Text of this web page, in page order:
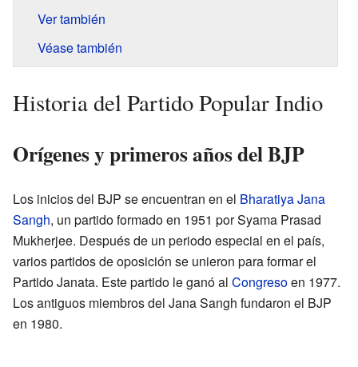
Ver también
Véase también
Historia del Partido Popular Indio
Orígenes y primeros años del BJP
Los inicios del BJP se encuentran en el Bharatiya Jana
Sangh, un partido formado en 1951 por Syama Prasad
Mukherjee. Después de un periodo especial en el país,
varios partidos de oposición se unieron para formar el
Partido Janata. Este partido le ganó al Congresoen 1977.
Los antiguos miembros del Jana Sangh fundaron el BJP
en 1980.